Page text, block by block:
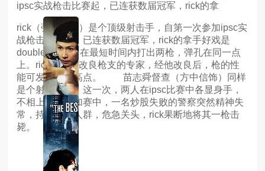
ipsc实战枪击比赛起，已连获数届冠军，rick的拿
rick（张国荣饰）是个顶级射击手，自第一次参加ipsc实
战枪击比赛起，已连获数届冠军，rick的拿手好戏是
double tap，即在最短时间内打出两枪，弹孔在同一点
上。rick还是个改良枪支的专家，经他改良后，枪的性
能可发挥到最高点。 苗志舜督查（方中信饰）同样
是个射击好手，这一次，两人在ipsc比赛中各显身手，
不相上下。附加赛中，一名炒股失败的警察突然精神失
常，持枪威胁人群，危急关头，rick果断地将其一枪击
毙。